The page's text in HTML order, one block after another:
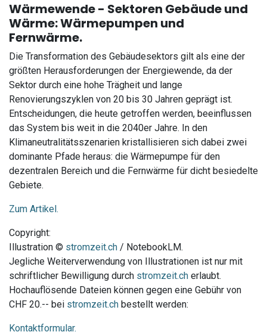
Wärmewende - Sektoren Gebäude und
Wärme: Wärmepumpen und
Fernwärme.
Die Transformation des Gebäudesektors gilt als eine der
größten Herausforderungen der Energiewende, da der
Sektor durch eine hohe Trägheit und lange
Renovierungszyklen von 20 bis 30 Jahren geprägt ist.
Entscheidungen, die heute getroffen werden, beeinflussen
das System bis weit in die 2040er Jahre. In den
Klimaneutralitätsszenarien kristallisieren sich dabei zwei
dominante Pfade heraus: die Wärmepumpe für den
dezentralen Bereich und die Fernwärme für dicht besiedelte
Gebiete.
Zum Artikel.
Copyright:
Illustration © stromzeit.ch / NotebookLM.
Jegliche Weiterverwendung von Illustrationen ist nur mit
schriftlicher Bewilligung durch stromzeit.ch erlaubt.
Hochauflösende Dateien können gegen eine Gebühr von
CHF 20.-- bei stromzeit.ch bestellt werden:
Kontaktformular.